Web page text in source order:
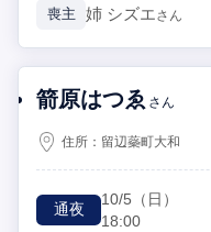
喪主 姉 シズエさん
箭原はつゑ さん
住所： 留辺蘂町大和
通夜
10/5 （日）
18:00